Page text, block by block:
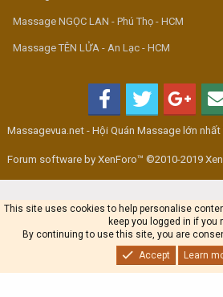
Massage NGỌC LAN - Phú Thọ - HCM
Massage TÊN LỬA - An Lạc - HCM
Massagevua.net - Hội Quán Massage lớn nhất
Forum software by XenForo™ ©2010-2019
This site uses cookies to help personalise
keep you logged in if you
By continuing to use this site, you are
Accept
Learn